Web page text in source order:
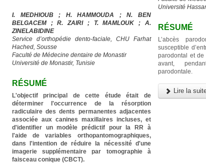
I. MEDHIOUB ; H. HAMMOUDA ; N. BEN
BELGACEM ; R. ZAIRI ; T. MAMLOUK ; A.
ZINELABIDINE
Service d’orthopédie dento-faciale, CHU Farhat
Hached, Sousse
Faculté de Médecine dentaire de Monastir
Université de Monastir, Tunisie
RÉSUMÉ
L'objectif principal de cette étude était de
déterminer l'occurrence de la résorption
radiculaire des dents permanentes adjacentes
associée aux canines maxillaires incluses, et
d'identifier un modèle prédictif pour la RR à
l'aide de variables orthopantomographiques,
dans l'intention de réduire la nécessité d'une
imagerie supplémentaire par tomographie à
faisceau conique (CBCT).
Université
RÉSUMÉ
L’abcès
susceptible
parodontal et
avant,
parodontale.
Lire la